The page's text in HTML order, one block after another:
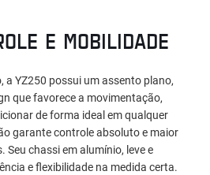
E MOBILIDADE
a YZ250 possui um assento plano,
que favorece a movimentação,
de forma ideal em qualquer
garante controle absoluto e maior
chassi em alumínio, leve e
e flexibilidade na medida certa.